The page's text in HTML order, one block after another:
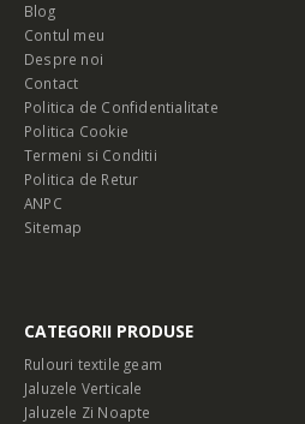
Blog
Contul meu
Despre noi
Contact
Politica de Confidentialitate
Politica Cookie
Termeni si Conditii
Politica de Retur
ANPC
Sitemap
CATEGORII PRODUSE
Rulouri textile geam
Jaluzele Verticale
Jaluzele Zi Noapte